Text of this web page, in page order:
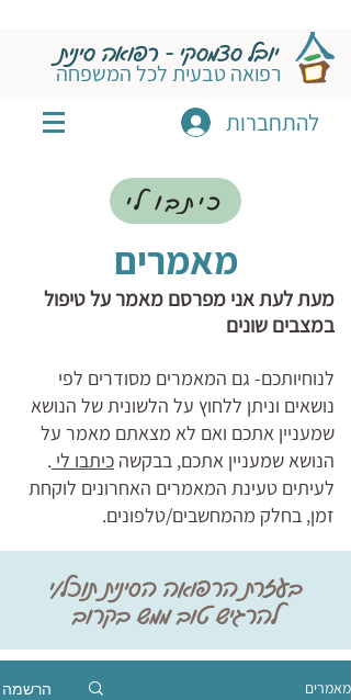
יובל סצמסקי - רפואה סינית
רפואה טבעית לכל המשפחה
להתחברות
כיתבו לי
מאמרים
מעת לעת אני מפרסם מאמר על טיפול
במצבים שונים
לנוחיותכם- גם המאמרים מסודרים לפי
נושאים וניתן ללחוץ על הלשונית של הנושא
שמעניין אתכם ואם לא מצאתם מאמר על
הנושא שמעניין אתכם, בבקשה כיתבו לי .
לעיתים טעינת המאמרים האחרונים לוקחת
זמן, בחלק מהמחשבים/טלפונים.
בעזרת הרפואה הסינית תוכל/י
להרגיש טוב ממש בקרוב
מאמרים הרשמה